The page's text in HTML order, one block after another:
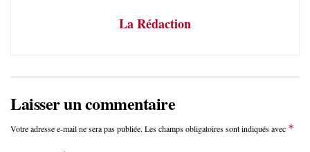
La Rédaction
Laisser un commentaire
Votre adresse e-mail ne sera pas publiée. Les champs obligatoires sont indiqués avec *